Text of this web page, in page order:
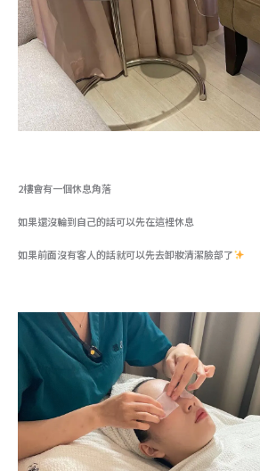
2樓會有一個休息角落
如果還沒輪到自己的話可以先在這裡休息
如果前面沒有客人的話就可以先去卸妝清潔臉部了